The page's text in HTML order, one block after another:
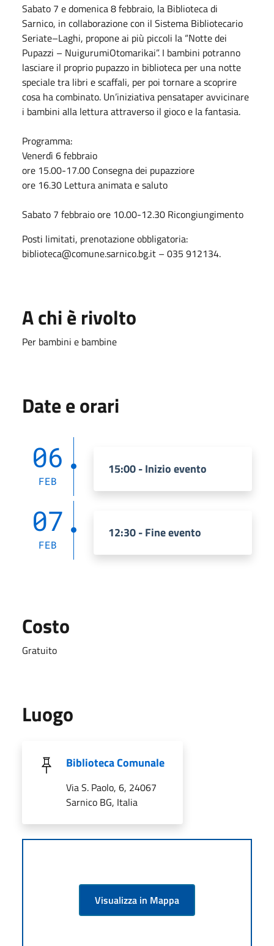
Sabato 7 e domenica 8 febbraio, la Biblioteca di
Sarnico, in collaborazione con il Sistema Bibliotecario
Seriate–Laghi, propone ai più piccoli la “Notte dei
Pupazzi – NuigurumiOtomarikai”. I bambini potranno
lasciare il proprio pupazzo in biblioteca per una notte
speciale tra libri e scaffali, per poi tornare a scoprire
cosa ha combinato. Un’iniziativa pensataper avvicinare
i bambini alla lettura attraverso il gioco e la fantasia.
Programma:
Venerdì 6 febbraio
ore 15.00-17.00 Consegna dei pupazziore
ore 16.30 Lettura animata e saluto
Sabato 7 febbraio ore 10.00-12.30 Ricongiungimento
Posti limitati, prenotazione obbligatoria:
biblioteca@comune.sarnico.bg.it – 035 912134.
A chi è rivolto
Per bambini e bambine
Date e orari
06
FEB
15:00 - Inizio evento
07
FEB
12:30 - Fine evento
Costo
Gratuito
Luogo
Biblioteca Comunale
Via S. Paolo, 6, 24067
Sarnico BG, Italia
Visualizza in Mappa